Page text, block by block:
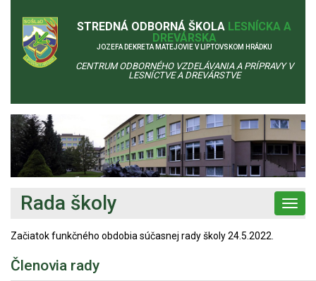
STREDNÁ ODBORNÁ ŠKOLA LESNÍCKA A
DREVÁRSKA
JOZEFA DEKRETA MATEJOVIE V LIPTOVSKOM HRÁDKU
CENTRUM ODBORNÉHO VZDELÁVANIA A PRÍPRAVY V
LESNÍCTVE A DREVÁRSTVE
Rada školy
Začiatok funkčného obdobia súčasnej rady školy 24.5.2022.
Členovia rady